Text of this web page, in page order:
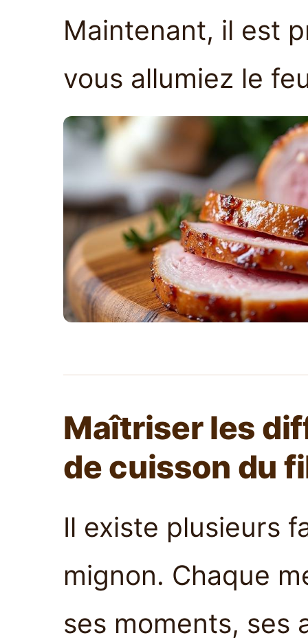
Maintenant, il est
vous allumiez le
Maîtriser les
de cuisson du
Il existe plusieurs
mignon. Chaque
ses moments, ses